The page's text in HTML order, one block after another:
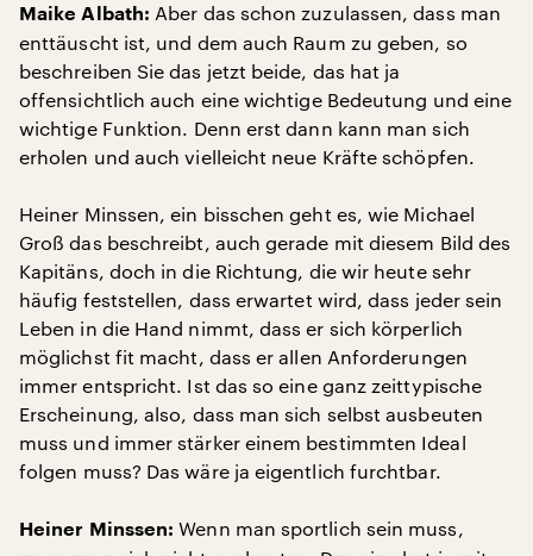
Maike Albath: Aber das schon zuzulassen, dass man
enttäuscht ist, und dem auch Raum zu geben, so
beschreiben Sie das jetzt beide, das hat ja
offensichtlich auch eine wichtige Bedeutung und eine
wichtige Funktion. Denn erst dann kann man sich
erholen und auch vielleicht neue Kräfte schöpfen.
Heiner Minssen, ein bisschen geht es, wie Michael
Groß das beschreibt, auch gerade mit diesem Bild des
Kapitäns, doch in die Richtung, die wir heute sehr
häufig feststellen, dass erwartet wird, dass jeder sein
Leben in die Hand nimmt, dass er sich körperlich
möglichst fit macht, dass er allen Anforderungen
immer entspricht. Ist das so eine ganz zeittypische
Erscheinung, also, dass man sich selbst ausbeuten
muss und immer stärker einem bestimmten Ideal
folgen muss? Das wäre ja eigentlich furchtbar.
Heiner Minssen: Wenn man sportlich sein muss,